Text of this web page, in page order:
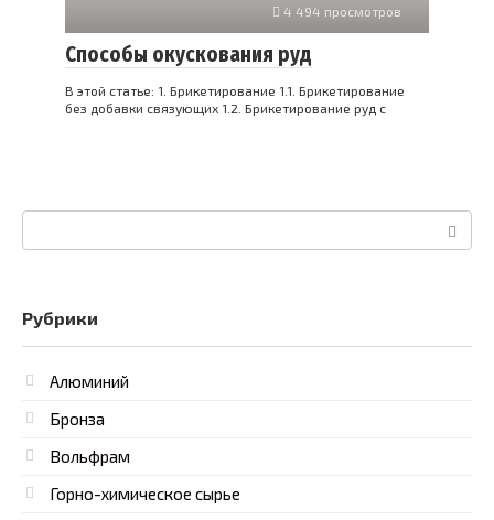
4 494 просмотров
Способы окускования руд
В этой статье: 1. Брикетирование 1.1. Брикетирование
без добавки связующих 1.2. Брикетирование руд с
Поиск:
Рубрики
Алюминий
Бронза
Вольфрам
Горно-химическое сырье